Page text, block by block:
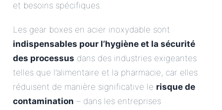
et besoins spécifiques.
Les gear boxes en acier inoxydable sont
indispensables pour l’hygiène et la sécurité
des processus dans des industries exigeantes
telles que l’alimentaire et la pharmacie, car elles
réduisent de manière significative le risque de
contamination – dans les entreprises